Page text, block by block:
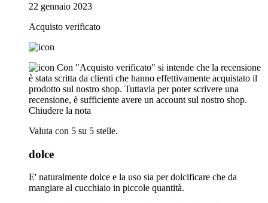
22 gennaio 2023
Acquisto verificato
Con "Acquisto verificato" si intende che la recensione
è stata scritta da clienti che hanno effettivamente acquistato il
prodotto sul nostro shop. Tuttavia per poter scrivere una
recensione, è sufficiente avere un account sul nostro shop.
Chiudere la nota
Valuta con 5 su 5 stelle.
dolce
E' naturalmente dolce e la uso sia per dolcificare che da
mangiare al cucchiaio in piccole quantità.